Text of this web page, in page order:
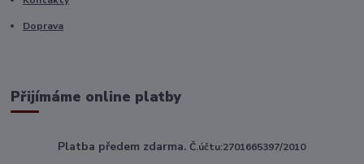
Doprava
Přijímáme online platby
Platba předem zdarma. Č.účtu:2701665397/2010